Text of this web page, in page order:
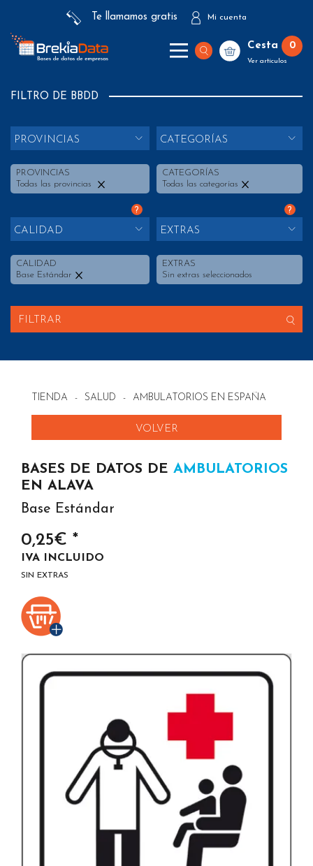
Te llamamos gratis Mi cuenta
Cesta 0
Ver artículos
FILTRO DE BBDD
PROVINCIAS
PROVINCIAS
Todas las provincias
CATEGORÍAS
CATEGORÍAS
Todas las categorías
?
CALIDAD
CALIDAD
Base Estándar
?
EXTRAS
EXTRAS
Sin extras seleccionados
FILTRAR
TIENDA - SALUD - AMBULATORIOS EN ESPAÑA
VOLVER
BASES DE DATOS DE AMBULATORIOS
EN ALAVA
Base Estándar
0,25€ *
IVA INCLUIDO
SIN EXTRAS